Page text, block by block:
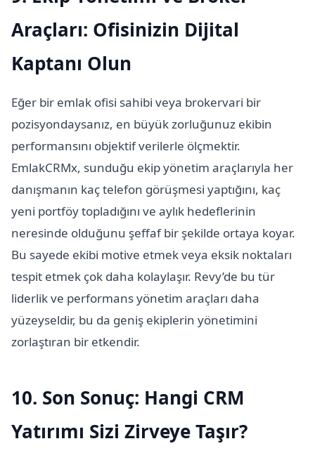
Araçları: Ofisinizin Dijital
Kaptanı Olun
Eğer bir emlak ofisi sahibi veya brokervari bir
pozisyondaysanız, en büyük zorluğunuz ekibin
performansını objektif verilerle ölçmektir.
EmlakCRMx, sunduğu ekip yönetim araçlarıyla her
danışmanın kaç telefon görüşmesi yaptığını, kaç
yeni portföy topladığını ve aylık hedeflerinin
neresinde olduğunu şeffaf bir şekilde ortaya koyar.
Bu sayede ekibi motive etmek veya eksik noktaları
tespit etmek çok daha kolaylaşır. Revy’de bu tür
liderlik ve performans yönetim araçları daha
yüzeyseldir, bu da geniş ekiplerin yönetimini
zorlaştıran bir etkendir.
10. Son Sonuç: Hangi CRM
Yatırımı Sizi Zirveye Taşır?